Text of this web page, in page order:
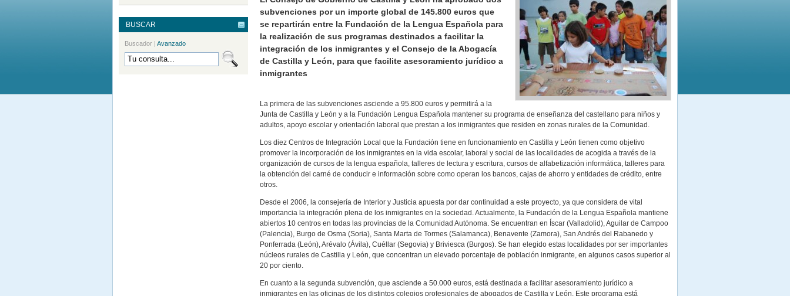
BUSCAR
Buscador | Avanzado
subvenciones por un importe global de 145.800 euros que
se repartirán entre la Fundación de la Lengua Española para
la realización de sus programas destinados a facilitar la
integración de los inmigrantes y el Consejo de la Abogacía
de Castilla y León, para que facilite asesoramiento jurídico a
inmigrantes
La primera de las subvenciones asciende a 95.800 euros y permitirá a la
Junta de Castilla y León y a la Fundación Lengua Española mantener su programa de enseñanza del castellano para niños y
adultos, apoyo escolar y orientación laboral que prestan a los inmigrantes que residen en zonas rurales de la Comunidad.
Los diez Centros de Integración Local que la Fundación tiene en funcionamiento en Castilla y León tienen como objetivo
promover la incorporación de los inmigrantes en la vida escolar, laboral y social de las localidades de acogida a través de la
organización de cursos de la lengua española, talleres de lectura y escritura, cursos de alfabetización informática, talleres para
la obtención del carné de conducir e información sobre como operan los bancos, cajas de ahorro y entidades de crédito, entre
otros.
Desde el 2006, la consejería de Interior y Justicia apuesta por dar continuidad a este proyecto, ya que considera de vital
importancia la integración plena de los inmigrantes en la sociedad. Actualmente, la Fundación de la Lengua Española mantiene
abiertos 10 centros en todas las provincias de la Comunidad Autónoma. Se encuentran en Íscar (Valladolid), Aguilar de Campoo
(Palencia), Burgo de Osma (Soria), Santa Marta de Tormes (Salamanca), Benavente (Zamora), San Andrés del Rabanedo y
Ponferrada (León), Arévalo (Ávila), Cuéllar (Segovia) y Briviesca (Burgos). Se han elegido estas localidades por ser importantes
núcleos rurales de Castilla y León, que concentran un elevado porcentaje de población inmigrante, en algunos casos superior al
20 por ciento.
En cuanto a la segunda subvención, que asciende a 50.000 euros, está destinada a facilitar asesoramiento jurídico a
inmigrantes en las oficinas de los distintos colegios profesionales de abogados de Castilla y León. Este programa está